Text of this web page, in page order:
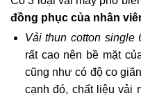
đồng phục của nhân
Vải thun cotton single
rất cao nên bề mặt
cũng như có độ co
cạnh đó, chất liệu vải